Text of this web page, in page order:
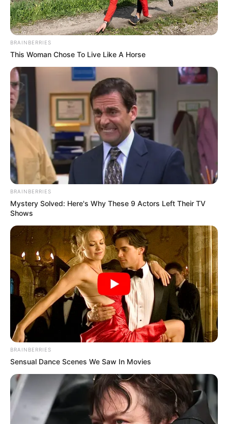
BRAINBERRIES
This Woman Chose To Live Like A Horse
BRAINBERRIES
Mystery Solved: Here's Why These 9 Actors Left Their TV
Shows
BRAINBERRIES
Sensual Dance Scenes We Saw In Movies